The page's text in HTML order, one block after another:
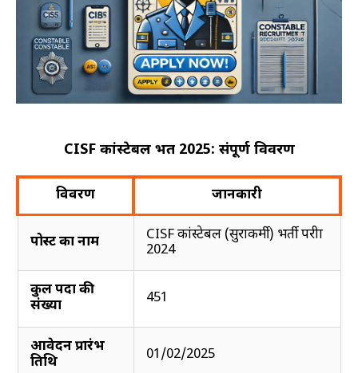
Engineering
JOBS
CATEGORY
Handicap
Peon
Nurse
Driver
FOLLOW
Facebook
CISF कांस्टेबल भर्ती 2025: संपूर्ण विवरण
विवरण जानकारी
पोस्ट का नाम
CISF कांस्टेबल (सुरक्षाकर्मी) भर्ती परीक्षा
2024
कुल पदों की
संख्या
451
आवेदन प्रारंभ
तिथि
01/02/2025